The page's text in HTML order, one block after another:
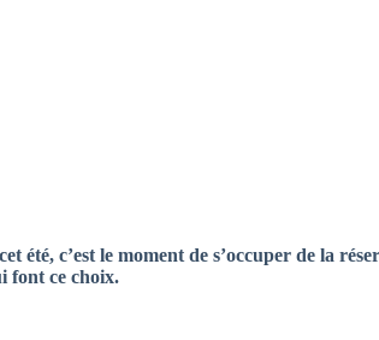
été, c’est le moment de s’occuper de la
font ce choix.